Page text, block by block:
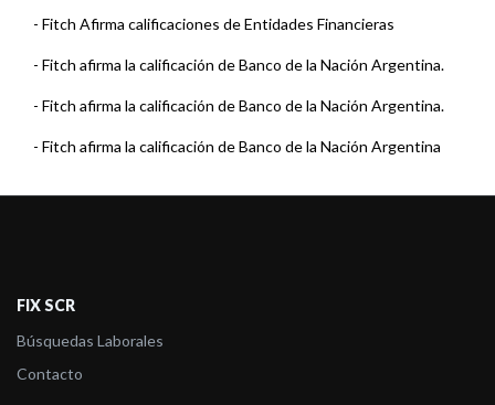
- Fitch Afirma calificaciones de Entidades Financieras
- Fitch afirma la calificación de Banco de la Nación Argentina.
- Fitch afirma la calificación de Banco de la Nación Argentina.
- Fitch afirma la calificación de Banco de la Nación Argentina
- Fitch afirma la calificación de Banco de la Nación Argentina
-Fitch confirma la calificación de Banco de la Nación Argentin ...
-Fitch confirma la calificación de Banco de la Nación Argentin ...
FIX SCR
Búsquedas Laborales
Contacto